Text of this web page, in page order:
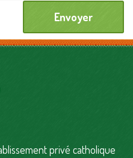
privé catholique